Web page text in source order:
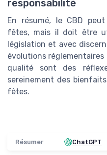
responsabilité
En résumé, le CBD
fêtes, mais il doit être
législation et avec
évolutions
qualité sont des
sereinement des
fêtes.
Résumer ChatGPT